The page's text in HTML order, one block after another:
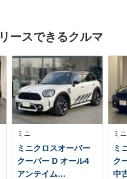
ースできるクルマ
ミニ
ミニクロスオーバー
クーパー D オール4
アンテイム…
ミニ
ミ
ク
中